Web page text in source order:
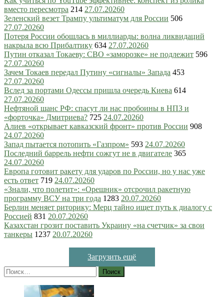
вместо пересмотра 214 27.07.20260
Зеленский везет Трампу ультиматум для России 506
27.07.20260
Потеря России обошлась в миллиарды: волна ликвидаций
накрыла всю Прибалтику 634 27.07.20260
Путин отказал Токаеву: СВО «заморозке» не подлежит 596
27.07.20260
Зачем Токаев передал Путину «сигналы» Запада 453
27.07.20260
Вслед за портами Одессы пришла очередь Киева 614
27.07.20260
Нефтяной шанс РФ: спасут ли нас пробоины в НПЗ и
«форточка» Дмитриева? 725 24.07.20260
Алиев «открывает кавказский фронт» против России 908
24.07.20260
Запад пытается потопить «Газпром» 593 24.07.20260
Последний баррель нефти сожгут не в двигателе 365
24.07.20260
Европа готовит ракету для ударов по России, но у нас уже
есть ответ 719 24.07.20260
«Знали, что полетит»: «Орешник» отсрочил ракетную
программу ВСУ на три года 1283 20.07.20260
Берлин меняет риторику: Мерц тайно ищет путь к диалогу с
Россией 831 20.07.20260
Казахстан грозит поставить Украину «на счетчик» за свои
танкеры 1237 20.07.20260
Загрузить ещё
Найти: